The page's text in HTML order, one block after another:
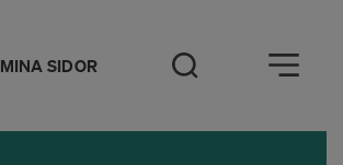
MINA SIDOR Öppna sök
Öppna meny